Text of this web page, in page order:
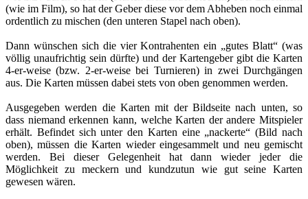
(wie im Film), so hat der Geber diese vor dem Abheben noch einmal
ordentlich zu mischen (den unteren Stapel nach oben).
Dann wünschen sich die vier Kontrahenten ein „gutes Blatt“ (was
völlig unaufrichtig sein dürfte) und der Kartengeber gibt die Karten
4-er-weise (bzw. 2-er-weise bei Turnieren) in zwei Durchgängen
aus. Die Karten müssen dabei stets von oben genommen werden.
Ausgegeben werden die Karten mit der Bildseite nach unten, so
dass niemand erkennen kann, welche Karten der andere Mitspieler
erhält. Befindet sich unter den Karten eine „nackerte“ (Bild nach
oben), müssen die Karten wieder eingesammelt und neu gemischt
werden. Bei dieser Gelegenheit hat dann wieder jeder die
Möglichkeit zu meckern und kundzutun wie gut seine Karten
gewesen wären.